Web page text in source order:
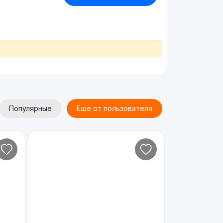
Популярные Еще от пользователя